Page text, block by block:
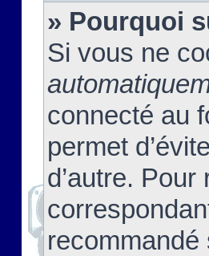
» Pourquoi
Si vous ne
connecté au
permet
d’autre.
recommandé